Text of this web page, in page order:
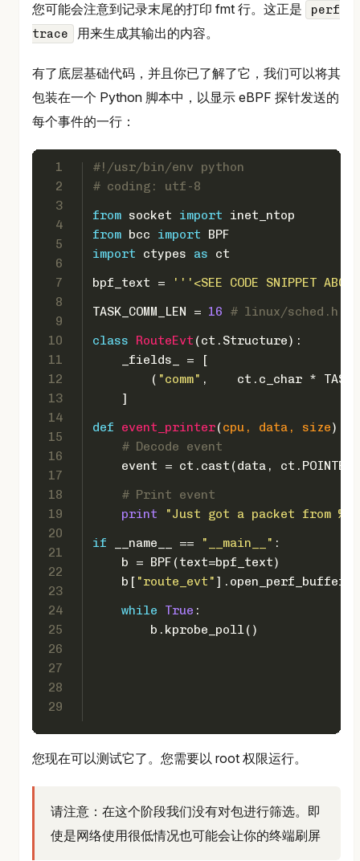
您可能会注意到记录末尾的打印 fmt 行。这正是
perf
trace
用来生成其输出的内容。
有了底层基础代码，并且你已了解了它，我们可以将其
包装在一个 Python 脚本中，以显示 eBPF 探针发送的
每个事件的一行：
1
2
3
4
5
6
7
8
9
10
11
12
13
14
15
16
17
18
19
20
21
22
23
24
25
26
27
28
29
#!/usr/bin/env python
# coding: utf-8
from socket import inet_ntop
from bcc import BPF
import ctypes as ct
bpf_text =
'''<SEE CODE SNIPPET
TASK_COMM_LEN = 16
# linux/sched.h
class
RouteEvt (ct.Structure):
    _fields_ = [
        (
"comm" ,    ct.c_char *
    ]
def
event_printer(cpu, data, size):
# Decode event
event = ct.cast(data,
# Print event
print
"Just got a packet from %s"
if __name__ == "__main__" :
    b = BPF(text=bpf_text)
    b[
"route_evt"
while
True :
        b.kprobe_poll()
您现在可以测试它了。您需要以 root 权限运行。
请注意：在这个阶段我们没有对包进行筛选。即
使是网络使用很低情况也可能会让你的终端刷屏